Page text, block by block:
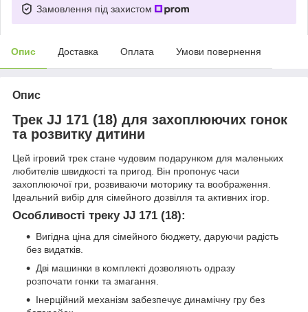
Замовлення під захистом
Опис Доставка Оплата Умови повернення
Опис
Трек JJ 171 (18) для захоплюючих гонок
та розвитку дитини
Цей ігровий трек стане чудовим подарунком для маленьких
любителів швидкості та пригод. Він пропонує часи
захоплюючої гри, розвиваючи моторику та воображення.
Ідеальний вибір для сімейного дозвілля та активних ігор.
Особливості треку JJ 171 (18):
Вигідна ціна для сімейного бюджету, даруючи радість
без видатків.
Дві машинки в комплекті дозволяють одразу
розпочати гонки та змагання.
Інерційний механізм забезпечує динамічну гру без